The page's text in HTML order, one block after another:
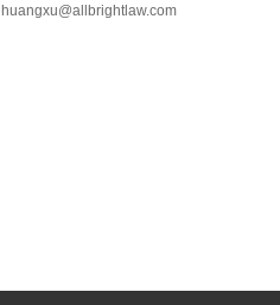
huangxu@allbrightlaw.com